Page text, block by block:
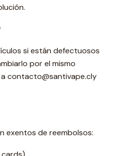
si están defectuosos
por el mismo
contacto@santivape.cly
exentos de reembolsos: